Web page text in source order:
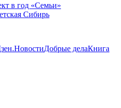
в год «Семьи»
Сибирь
Добрые делаКнига